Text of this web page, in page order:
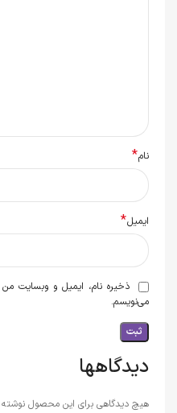
دیدگاهها
هیچ دیدگاهی برای این محصول
نام*
ایمیل*
ذخیره نام، ایمیل و وبسایت من
می‌نویسم.